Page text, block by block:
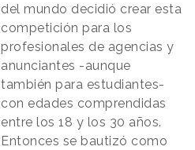
del mundo decidió crear esta
competición para los
profesionales de agencias y
anunciantes -aunque
también para estudiantes-
con edades comprendidas
entre los 18 y los 30 años.
Entonces se bautizó como